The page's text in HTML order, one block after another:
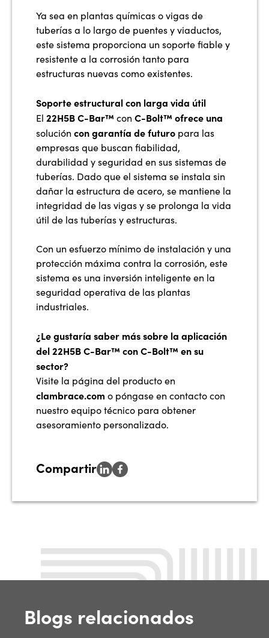
Ya sea en plantas químicas o vigas de
tuberías a lo largo de puentes y viaductos,
este sistema proporciona un soporte fiable y
resistente a la corrosión tanto para
estructuras nuevas como existentes.
Soporte estructural con larga vida útil
El 22H5B C-Bar™ con C-Bolt™ ofrece una
solución con garantía de futuro para las
empresas que buscan fiabilidad,
durabilidad y seguridad en sus sistemas de
tuberías. Dado que el sistema se instala sin
dañar la estructura de acero, se mantiene la
integridad de las vigas y se prolonga la vida
útil de las tuberías y estructuras.
Con un esfuerzo mínimo de instalación y una
protección máxima contra la corrosión, este
sistema es una inversión inteligente en la
seguridad operativa de las plantas
industriales.
¿Le gustaría saber más sobre la aplicación
del 22H5B C-Bar™ con C-Bolt™ en su
sector?
Visite la página del producto en
clambrace.com o póngase en contacto con
nuestro equipo técnico para obtener
asesoramiento personalizado.
Compartir
Blogs relacionados